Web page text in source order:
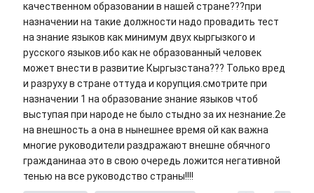
качественном образовании в нашей стране???при
назначении на такие должности надо провадить тест
на знание языков как минимум двух кыргызкого и
русского языков.ибо как не образованный человек
может внести в развитие Кыргызстана??? Только вред
и разруху в стране оттуда и корупция.смотрите при
назначении 1 на образование знание языков чтоб
выступая при народе не было стыдно за их незнание.2е
на внешность а она в нынешнее время ой как важна
многие руководители раздражают внешне обячного
гражданинаа это в свою очередь ложится негативной
тенью на все руководство страны!!!!